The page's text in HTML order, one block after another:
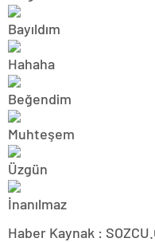
Haber Kaynak :